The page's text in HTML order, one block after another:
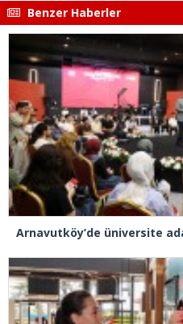
Benzer Haberler
Arnavutköy’de üniversite